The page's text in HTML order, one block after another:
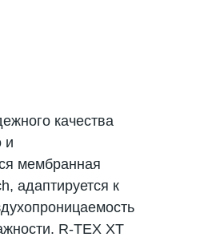
качества
и
мембранная
адаптируется к
R-TЕX XT